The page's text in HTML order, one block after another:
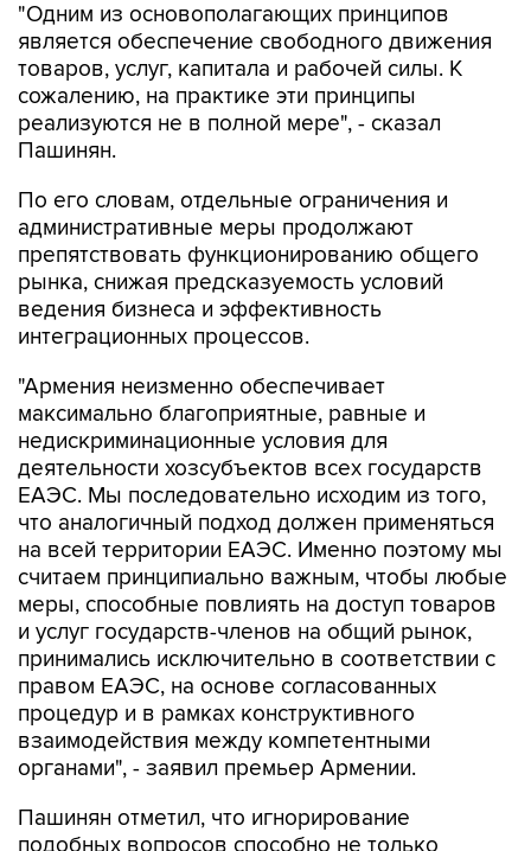
"Одним из основополагающих принципов
является обеспечение свободного движения
товаров, услуг, капитала и рабочей силы. К
сожалению, на практике эти принципы
реализуются не в полной мере", - сказал
Пашинян.
По его словам, отдельные ограничения и
административные меры продолжают
препятствовать функционированию общего
рынка, снижая предсказуемость условий
ведения бизнеса и эффективность
интеграционных процессов.
"Армения неизменно обеспечивает
максимально благоприятные, равные и
недискриминационные условия для
деятельности хозсубъектов всех государств
ЕАЭС. Мы последовательно исходим из того,
что аналогичный подход должен применяться
на всей территории ЕАЭС. Именно поэтому мы
считаем принципиально важным, чтобы любые
меры, способные повлиять на доступ товаров
и услуг государств-членов на общий рынок,
принимались исключительно в соответствии с
правом ЕАЭС, на основе согласованных
процедур и в рамках конструктивного
взаимодействия между компетентными
органами", - заявил премьер Армении.
Пашинян отметил, что игнорирование